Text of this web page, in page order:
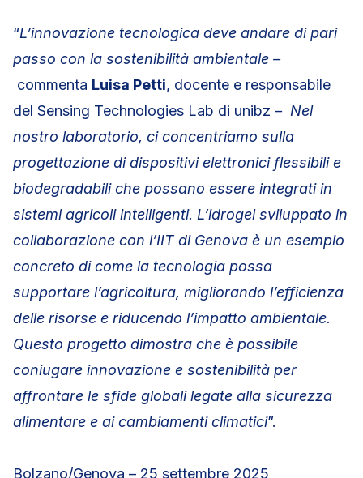
“L’innovazione tecnologica deve andare di pari
passo con la sostenibilità ambientale –
commenta Luisa Petti, docente e responsabile
del Sensing Technologies Lab di unibz – Nel
nostro laboratorio, ci concentriamo sulla
progettazione di dispositivi elettronici flessibili e
biodegradabili che possano essere integrati in
sistemi agricoli intelligenti. L’idrogel sviluppato in
collaborazione con l’IIT di Genova è un esempio
concreto di come la tecnologia possa
supportare l’agricoltura, migliorando l’efficienza
delle risorse e riducendo l’impatto ambientale.
Questo progetto dimostra che è possibile
coniugare innovazione e sostenibilità per
affrontare le sfide globali legate alla sicurezza
alimentare e ai cambiamenti climatici”.
Bolzano/Genova – 25 settembre 2025